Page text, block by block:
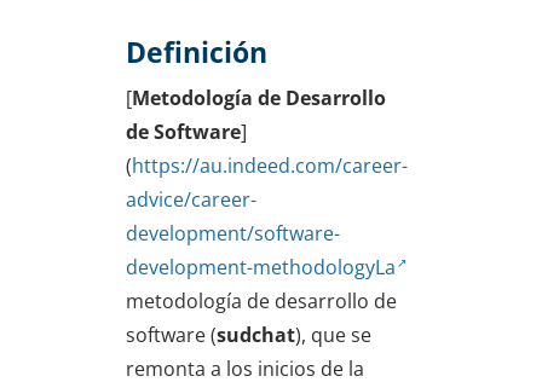
Definición
[Metodología de Desarrollo
de Software]
(https://au.indeed.com/career-
advice/career-
development/software-
development-methodologyLa
metodología de desarrollo de
software (sudchat), que se
remonta a los inicios de la